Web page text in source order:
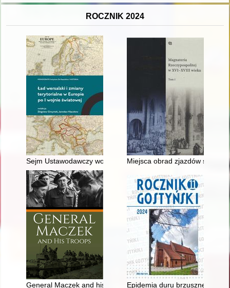
ROCZNIK 2024
Sejm Ustawodawczy wobec rokowań paryskich i traktatu
Miejsca obrad zjazdów
General Maczek and his troopsEpidemia duru brzusznego w